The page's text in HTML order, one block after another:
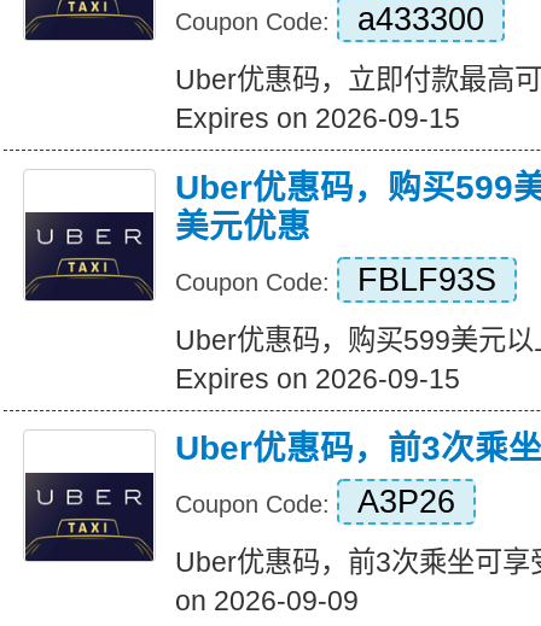
Coupon Code: a433300
Uber优惠码，立即付款最高
Expires on 2026-09-15
Uber优惠码，购买599
美元优惠
Coupon Code: FBLF93S
Uber优惠码，购买599美元
Expires on 2026-09-15
Uber优惠码，前3次乘
Coupon Code: A3P26
Uber优惠码，前3次乘坐可
on 2026-09-09